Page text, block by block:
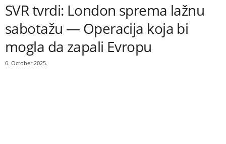
SVR tvrdi: London sprema lažnu
sabotažu — Operacija koja bi
mogla da zapali Evropu
6. October 2025.